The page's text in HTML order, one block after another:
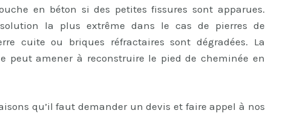
en béton si des petites fissures sont apparues.
la plus extrême dans le cas de pierres de
cuite ou briques réfractaires sont dégradées. La
peut amener à reconstruire le pied de cheminée en
qu’il faut demander un devis et faire appel à nos